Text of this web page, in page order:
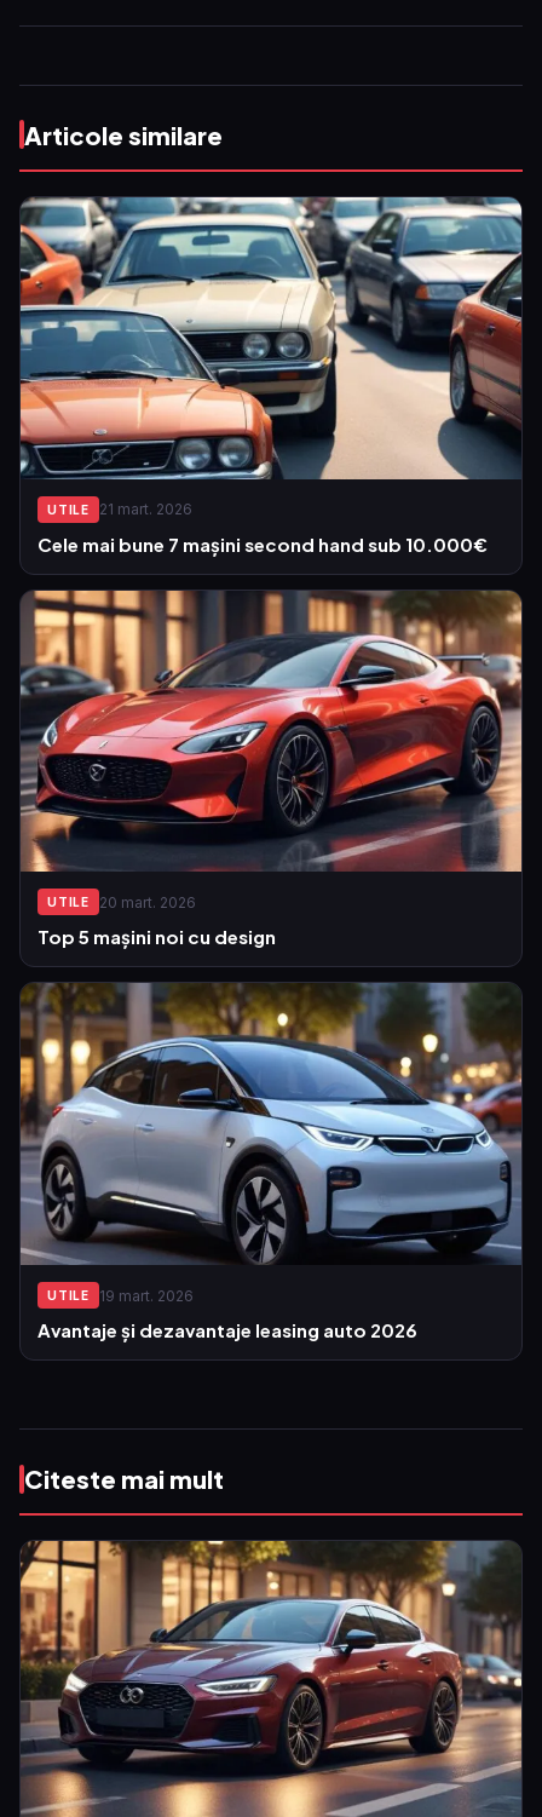
Articole similare
UTILE 21 mart. 2026
Cele mai bune 7 mașini second hand sub 10.000€
UTILE 20 mart. 2026
Top 5 mașini noi cu design
UTILE 19 mart. 2026
Avantaje și dezavantaje leasing auto 2026
Citeste mai mult